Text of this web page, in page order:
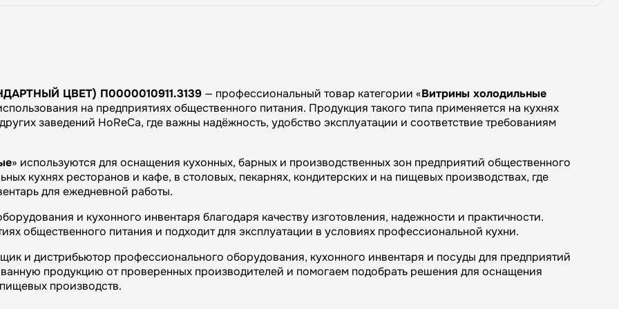
ЦВЕТ) П0000010911.3139 — профессиональный товар категории «Витрины холодильные
на предприятиях общественного питания. Продукция такого типа применяется на кухнях
заведений HoReCa, где важны надёжность, удобство эксплуатации и соответствие требованиям
» используются для оснащения кухонных, барных и производственных зон предприятий общественного
кухнях ресторанов и кафе, в столовых, пекарнях, кондитерских и на пищевых производствах, где
для ежедневной работы.
и кухонного инвентаря благодаря качеству изготовления, надежности и практичности.
общественного питания и подходит для эксплуатации в условиях профессиональной кухни.
и дистрибьютор профессионального оборудования, кухонного инвентаря и посуды для предприятий
продукцию от проверенных производителей и помогаем подобрать решения для оснащения
производств.